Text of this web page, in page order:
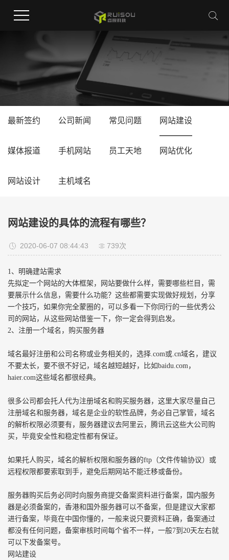
最新签约 公司新闻 常见问题 网站建设
媒体报道 手机网站 员工天地 网站优化
网站设计 主机域名
网站建设的具体的流程有哪些？
2020-06-07 08:44:43 739次
1、明确建站需求
先拟定一个网站的大体框架，网站要做什么样，需要哪些栏目，需
要展示什么信息，需要什么功能？这些都需要实现做好规划，分享
一个技巧，如果你完全蒙圈的，可以多看一下你同行的一些优秀公
司的网站，从这些网站借鉴一下，你一定会得到启发。
2、注册一个域名，购买服务器
域名最好注册和公司名称或业务相关的，选择.com或.cn域名，建议
不要太长，要不很不好记，域名越短越好，比如baidu.com，
haier.com这些域名都很经典。
很多公司都会托人代为注册域名和购买服务器，这里大家尽量自己
注册域名和服务器，域名是企业的软性品牌，务必自己掌管，域名
的解析权限必须要有，服务器建议去阿里云，腾讯云这些大公司购
买，毕竟安全性和稳定性都有保证。
如果托人购买，域名的解析权限和服务器的ftp（文件传输协议）或
远程权限都要索取到手，避免后期网站不能迁移或备份。
服务器购买后务必同时向服务商提交备案资料进行备案，国内服务
器是必须备案的，香港和国外服务器可以不备案，但是建议大家都
进行备案，毕竟在中国你懂的，一般来说只要资料正确，备案通过
都没有任何问题，备案审核时间每个省不一样，一般7到20天左右就
可以下发备案号。
网站建设